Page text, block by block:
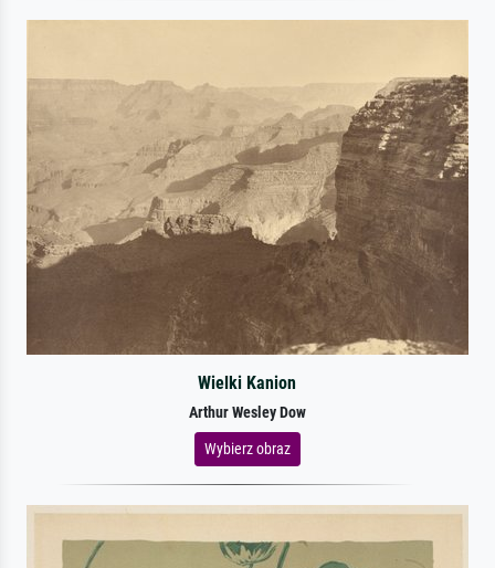
Wielki Kanion
Arthur Wesley Dow
Wybierz obraz